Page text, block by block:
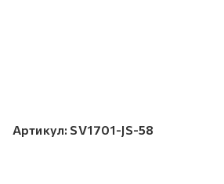
Артикул: SV1701-JS-58